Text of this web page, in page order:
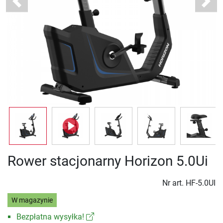
Previous Next
Rower stacjonarny Horizon 5.0Ui
Nr art. HF-5.0UI
W magazynie
Bezpłatna wysyłka!